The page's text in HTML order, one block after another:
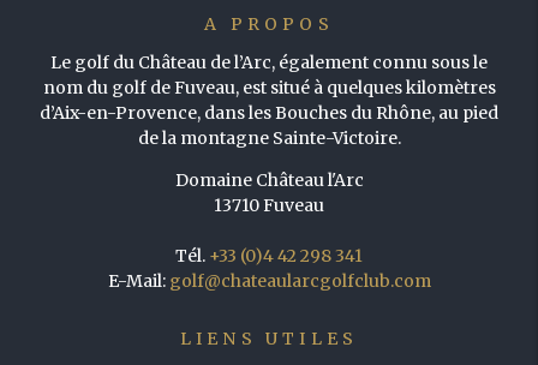
A PROPOS
Le golf du Château de l’Arc, également connu sous le
nom du golf de Fuveau, est situé à quelques kilomètres
d’Aix-en-Provence, dans les Bouches du Rhône, au pied
de la montagne Sainte-Victoire.
Domaine Château l'Arc
13710 Fuveau
Tél. +33 (0)4 42 298 341
E-Mail: golf@chateaularcgolfclub.com
LIENS UTILES